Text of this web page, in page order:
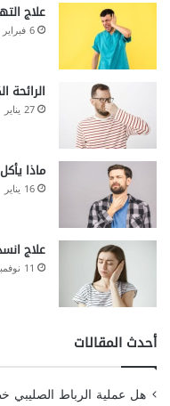
علاج
6 فبراير 2021
الرائحة
27 يناير 2021
ماذا
16 يناير 2021
علاج
11 نوفمبر 2020
أحدث المقالات
هل عملية الرباط الصليبي